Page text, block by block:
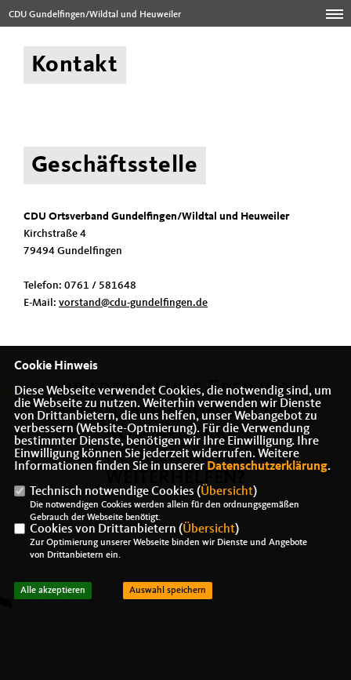
CDU Gundelfingen/Wildtal und Heuweiler
Kontakt
Geschäftsstelle
CDU Ortsverband Gundelfingen/Wildtal und Heuweiler
Kirchstraße 4
79494 Gundelfingen
Telefon: 0761 / 581648
E-Mail: vorstand@cdu-gundelfingen.de
WIR FREUEN UNS ÜBER IHRE
FRAGEN, ANREGUNGEN UND
KOMMENTARE.
WIE KÖNNEN WIR IHNEN
Cookie Hinweis
Diese Webseite verwendet Cookies, die notwendig sind, um
die Webseite zu nutzen. Weiterhin verwenden wir Dienste
von Drittanbietern, die uns helfen, unser Webangebot zu
verbessern (Website-Optmierung). Für die Verwendung
bestimmter Dienste, benötigen wir Ihre Einwilligung. Ihre
Einwilligung können Sie jederzeit widerrufen. Weitere
Informationen finden Sie in unserer Datenschutzerklärung.
Technisch notwendige Cookies (Übersicht)
Die notwendigen Cookies werden allein für den ordnungsgemäßen
Gebrauch der Webseite benötigt.
Cookies von Drittanbietern (Übersicht)
Zur Optimierung unserer Webseite binden wir Dienste und Angebote
von Drittanbietern ein.
Alle akzeptieren Auswahl speichern